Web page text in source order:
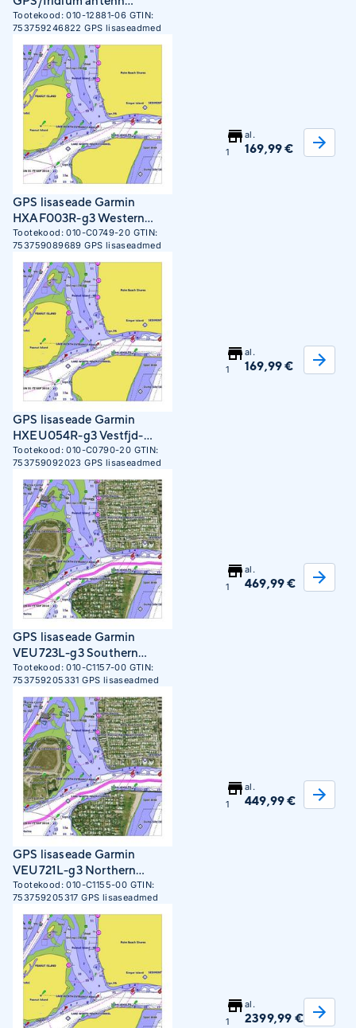
adapterkaabliga Montana
7xx jaoks
Tootekood:010-12881-06 GTIN:
753759246822 GPS lisaseadmed
GPS lisaseade Garmin
HXAF003R-g3 Western
Africa
Tootekood:010-C0749-20 GTIN:
753759089689 GPS lisaseadmed
1
al.
169,99 €
GPS lisaseade Garmin
HXEU054R-g3 Vestfjd-
Svalbard-Varanger
Tootekood:010-C0790-20 GTIN:
753759092023 GPS lisaseadmed
1
al.
169,99 €
GPS lisaseade Garmin
VEU723L-g3 Southern
Europe
Tootekood:010-C1157-00 GTIN:
753759205331 GPS lisaseadmed
1
al.
469,99 €
GPS lisaseade Garmin
VEU721L-g3 Northern
Europe
Tootekood:010-C1155-00 GTIN:
753759205317 GPS lisaseadmed
1
al.
449,99 €
1
al.
2399,99 €